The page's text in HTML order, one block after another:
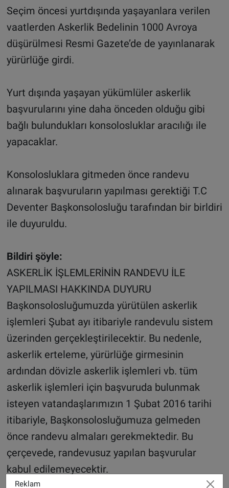
Seçim öncesi yurtdışında yaşayanlara verilen
vaatlerden Askerlik Bedelinin 1000 Avroya
düşürülmesi Resmi Gazete’de de yayınlanarak
yürürlüğe girdi.
Yurt dışında yaşayan yükümlüler askerlik
başvurularını yine daha önceden olduğu gibi
bağlı bulundukları konsolosluklar aracılığı ile
yapacaklar.
Konsolosluklara gitmeden önce randevu
alınarak başvuruların yapılması gerektiği T.C
Deventer Başkonsolosluğu tarafından bir birldiri
ile duyuruldu.
Bildiri şöyle:
ASKERLİK İŞLEMLERİNİN RANDEVU İLE
YAPILMASI HAKKINDA DUYURU
Başkonsolosluğumuzda yürütülen askerlik
işlemleri Şubat ayı itibariyle randevulu sistem
üzerinden gerçekleştirilecektir. Bu nedenle,
askerlik erteleme, yürürlüğe girmesinin
ardından dövizle askerlik işlemleri vb. tüm
askerlik işlemleri için başvuruda bulunmak
isteyen vatandaşlarımızın 1 Şubat 2016 tarihi
itibariyle, Başkonsolosluğumuza gelmeden
önce randevu almaları gerekmektedir. Bu
çerçevede, randevusuz yapılan başvurular
kabul edilemeyecektir.
Askerlik işlemleri için randevu:
Reklam